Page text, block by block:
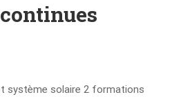
système solaire 2 formations